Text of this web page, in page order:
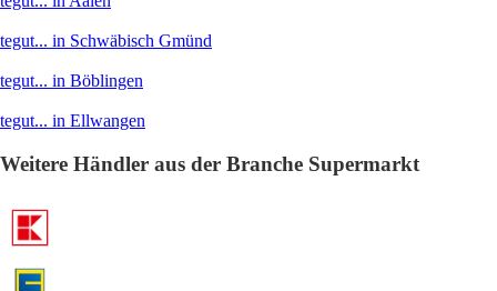
tegut... in Schwäbisch Gmünd
tegut... in Böblingen
tegut... in Ellwangen
Weitere Händler aus der Branche Supermarkt